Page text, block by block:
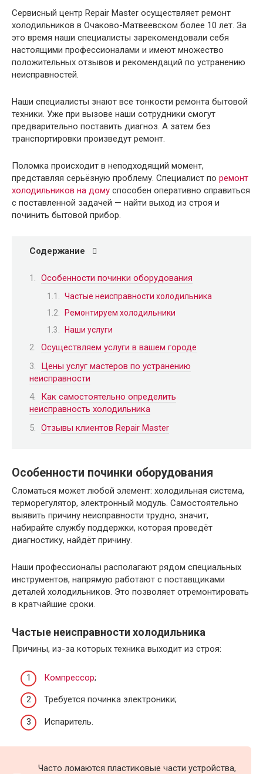
Сервисный центр Repair Master осуществляет ремонт
холодильников в Очаково-Матвеевском более 10 лет. За
это время наши специалисты зарекомендовали себя
настоящими профессионалами и имеют множество
положительных отзывов и рекомендаций по устранению
неисправностей.
Наши специалисты знают все тонкости ремонта бытовой
техники. Уже при вызове наши сотрудники смогут
предварительно поставить диагноз. А затем без
транспортировки произведут ремонт.
Поломка происходит в неподходящий момент,
представляя серьёзную проблему. Специалист по ремонт
холодильников на дому способен оперативно справиться
с поставленной задачей — найти выход из строя и
починить бытовой прибор.
Содержание
Особенности починки оборудования
Частые неисправности холодильника
Ремонтируем холодильники
Наши услуги
Осуществляем услуги в вашем городе
Цены услуг мастеров по устранению
неисправности
Как самостоятельно определить
неисправность холодильника
Отзывы клиентов Repair Master
Особенности починки оборудования
Сломаться может любой элемент: холодильная система,
терморегулятор, электронный модуль. Самостоятельно
выявить причину неисправности трудно, значит,
набирайте службу поддержки, которая проведёт
диагностику, найдёт причину.
Наши профессионалы располагают рядом специальных
инструментов, напрямую работают с поставщиками
деталей холодильников. Это позволяет отремонтировать
в кратчайшие сроки.
Частые неисправности холодильника
Причины, из-за которых техника выходит из строя:
Компрессор;
Требуется починка электроники;
Испаритель.
Часто ломаются пластиковые части устройства,